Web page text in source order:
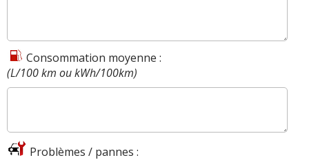
Consommation moyenne :
(L/100 km ou kWh/100km)
Problèmes / pannes :